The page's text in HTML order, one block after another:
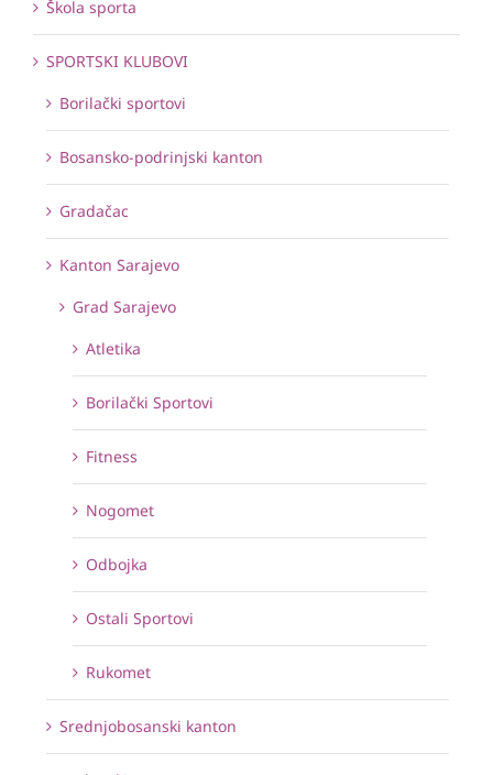
Škola sporta
SPORTSKI KLUBOVI
Borilački sportovi
Bosansko-podrinjski kanton
Gradačac
Kanton Sarajevo
Grad Sarajevo
Atletika
Borilački Sportovi
Fitness
Nogomet
Odbojka
Ostali Sportovi
Rukomet
Srednjobosanski kanton